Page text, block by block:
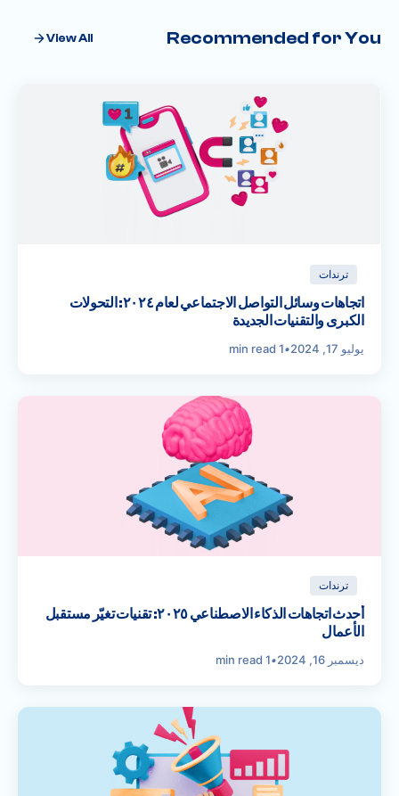
Recommended for You
View All
ترندات
اتجاهات وسائل التواصل الاجتماعي لعام ٢٠٢٤: التحولات
الكبرى والتقنيات الجديدة
يوليو 17, 2024 •
1 min read
ترندات
أحدث اتجاهات الذكاء الاصطناعي ٢٠٢٥: تقنيات تغيّر مستقبل
الأعمال
ديسمبر 16, 2024 •
1 min read